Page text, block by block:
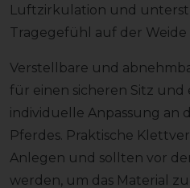
Luftzirkulation und
Tragegefühl auf der Weide
Verstellbare und
für einen sicheren Sitz und
individuelle Anpassung an
Pferdes. Praktische
Anlegen und sollten vor
werden, um das Material